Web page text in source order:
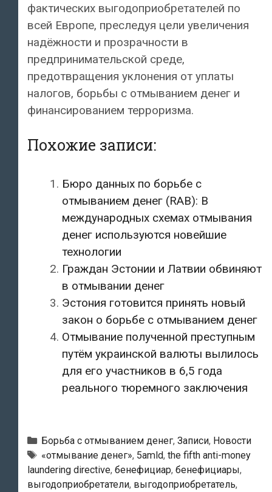
фактических выгодоприобретателей по
всей Европе, преследуя цели увеличения
надёжности и прозрачности в
предпринимательской среде,
предотвращения уклонения от уплаты
налогов, борьбы с отмыванием денег и
финансированием терроризма.
Похожие записи:
Бюро данных по борьбе с
отмыванием денег (RAB): В
международных схемах отмывания
денег используются новейшие
технологии
Граждан Эстонии и Латвии обвиняют
в отмывании денег
Эстония готовится принять новый
закон о борьбе с отмыванием денег
Отмывание полученной преступным
путём украинской валюты вылилось
для его участников в 6,5 года
реального тюремного заключения
Рубрики
Борьба с отмыванием денег, Записи, Новости
Метки
«отмывание денег», 5amld, the fifth anti-money
laundering directive, бенефициар, бенефициары,
выгодоприобретатели, выгодоприобретатель,